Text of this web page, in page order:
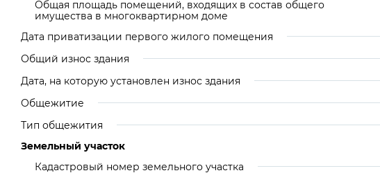
Общая площадь помещений, входящих в состав общего
имущества в многоквартирном доме
Дата приватизации первого жилого помещения
Общий износ здания
Дата, на которую установлен износ здания
Общежитие
Тип общежития
Земельный участок
Кадастровый номер земельного участка